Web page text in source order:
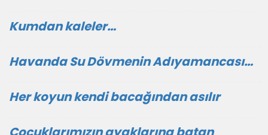
Kumdan kaleler…
Havanda Su Dövmenin Adıyamancası…
Her koyun kendi bacağından asılır